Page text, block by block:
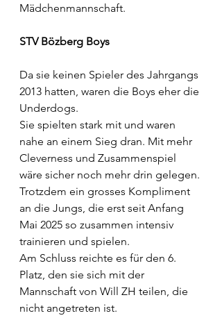
Mädchenmannschaft.
STV Bözberg Boys
Da sie keinen Spieler des Jahrgangs
2013 hatten, waren die Boys eher die
Underdogs.
Sie spielten stark mit und waren
nahe an einem Sieg dran. Mit mehr
Cleverness und Zusammenspiel
wäre sicher noch mehr drin gelegen.
Trotzdem ein grosses Kompliment
an die Jungs, die erst seit Anfang
Mai 2025 so zusammen intensiv
trainieren und spielen.
Am Schluss reichte es für den 6.
Platz, den sie sich mit der
Mannschaft von Will ZH teilen, die
nicht angetreten ist.